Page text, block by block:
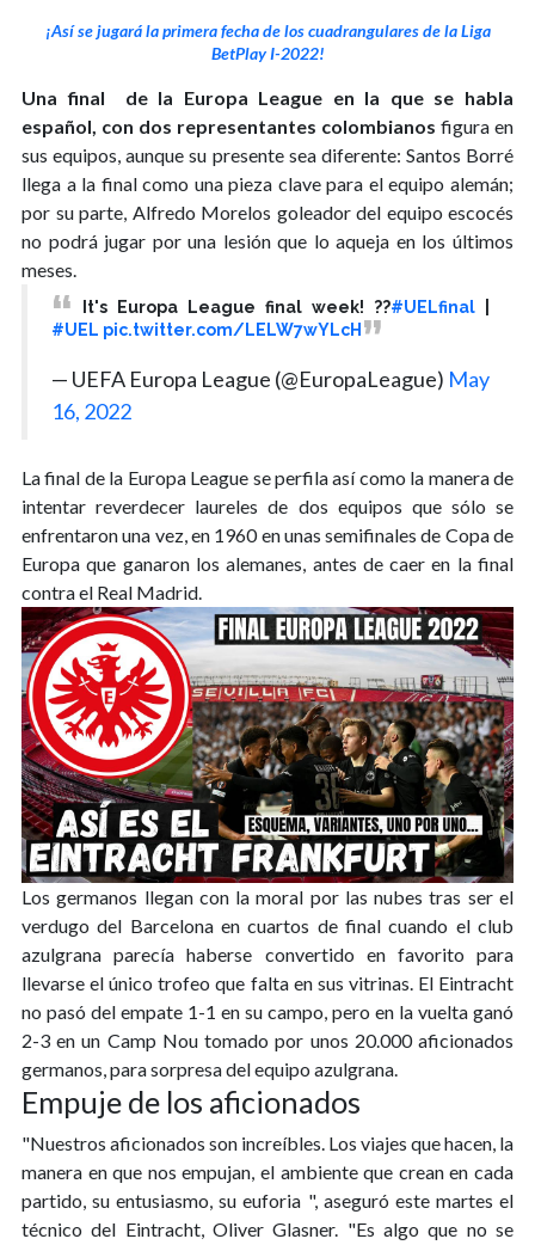
¡Así se jugará la primera fecha de los cuadrangulares de la Liga
BetPlay I-2022!
Una final de la Europa League en la que se habla
español, con dos representantes colombianos figura en
sus equipos, aunque su presente sea diferente: Santos Borré
llega a la final como una pieza clave para el equipo alemán;
por su parte, Alfredo Morelos goleador del equipo escocés
no podrá jugar por una lesión que lo aqueja en los últimos
meses.
It's Europa League final week! ??#UELfinal
#UEL pic.twitter.com/LELW7wYLcH
— UEFA Europa League (@EuropaLeague) May
16, 2022
La final de la Europa League se perfila así como la manera de
intentar reverdecer laureles de dos equipos que sólo se
enfrentaron una vez, en 1960 en unas semifinales de Copa de
Europa que ganaron los alemanes, antes de caer en la final
contra el Real Madrid.
Los germanos llegan con la moral por las nubes tras ser el
verdugo del Barcelona en cuartos de final cuando el club
azulgrana parecía haberse convertido en favorito para
llevarse el único trofeo que falta en sus vitrinas. El Eintracht
no pasó del empate 1-1 en su campo, pero en la vuelta ganó
2-3 en un Camp Nou tomado por unos 20.000 aficionados
germanos, para sorpresa del equipo azulgrana.
Empuje de los aficionados
"Nuestros aficionados son increíbles. Los viajes que hacen, la
manera en que nos empujan, el ambiente que crean en cada
partido, su entusiasmo, su euforia ", aseguró este martes el
técnico del Eintracht, Oliver Glasner. "Es algo que no se